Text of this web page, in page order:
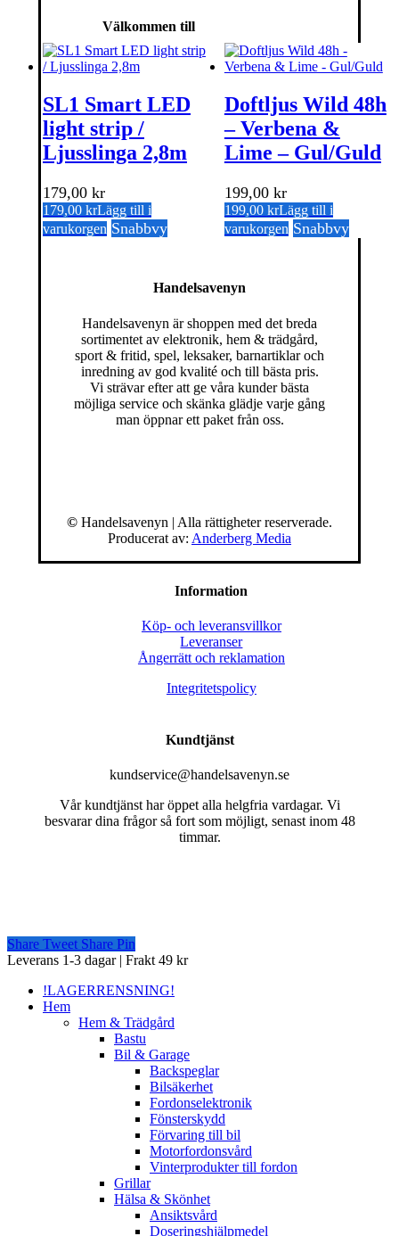
SL1 Smart LED
light strip /
Ljusslinga 2,8m
179,00 kr
179,00 krLägg till i
varukorgen Snabbvy
Doftljus Wild 48h
– Verbena &
Lime – Gul/Guld
199,00 kr
199,00 krLägg till i
varukorgen Snabbvy
Välkommen till
Handelsavenyn
Handelsavenyn är shoppen med det breda
sortimentet av elektronik, hem & trädgård,
sport & fritid, spel, leksaker, barnartiklar och
inredning av god kvalité och till bästa pris.
Vi strävar efter att ge våra kunder bästa
möjliga service och skänka glädje varje gång
man öppnar ett paket från oss.
© Handelsavenyn | Alla rättigheter reserverade.
Producerat av: Anderberg Media
Information
Köp- och leveransvillkor
Leveranser
Ångerrätt och reklamation
Integritetspolicy
Kundtjänst
kundservice@handelsavenyn.se
Vår kundtjänst har öppet alla helgfria vardagar. Vi
besvarar dina frågor så fort som möjligt, senast inom 48
timmar.
Share Tweet Share Pin
Close
Leverans 1-3 dagar | Frakt 49 kr
!LAGERRENSNING!
Hem
Hem & Trädgård
Bastu
Bil & Garage
Backspeglar
Bilsäkerhet
Fordonselektronik
Fönsterskydd
Förvaring till bil
Motorfordonsvård
Vinterprodukter till fordon
Grillar
Hälsa & Skönhet
Ansiktsvård
Doseringshjälpmedel